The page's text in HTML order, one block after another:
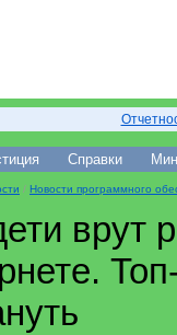
Справки
/ Новости программного
врут